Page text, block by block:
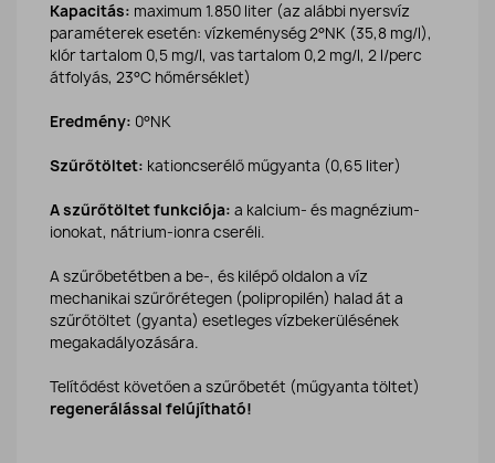
Kapacitás: maximum 1.850 liter (az alábbi nyersvíz
paraméterek esetén: vízkeménység 2°NK (35,8 mg/l),
klór tartalom 0,5 mg/l, vas tartalom 0,2 mg/l, 2 l/perc
átfolyás, 23°C hőmérséklet)
Eredmény: 0°NK
Szűrőtöltet: kationcserélő műgyanta (0,65 liter)
A szűrőtöltet funkciója: a kalcium- és magnézium-
ionokat, nátrium-ionra cseréli.
A szűrőbetétben a be-, és kilépő oldalon a víz
mechanikai szűrőrétegen (polipropilén) halad át a
szűrőtöltet (gyanta) esetleges vízbekerülésének
megakadályozására.
Telítődést követően a szűrőbetét (műgyanta töltet)
regenerálással felújítható!